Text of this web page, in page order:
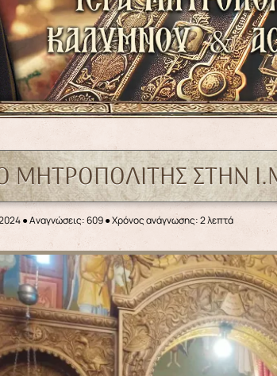
ΜΗΤΡΟΠΟΛΙΤΗΣ ΣΤΗΝ
●Αναγνώσεις: 609● Χρόνος ανάγνωσης: 2 λεπτά